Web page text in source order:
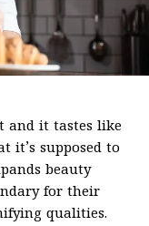
and it tastes like
it’s supposed to
beauty
for their
qualities.